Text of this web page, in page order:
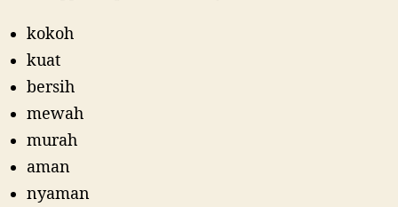
kokoh
kuat
bersih
mewah
murah
aman
nyaman